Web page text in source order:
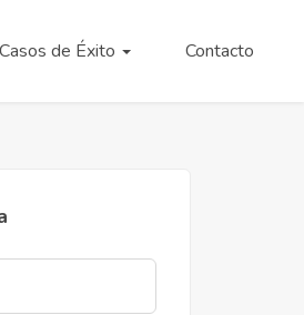
Casos de Éxito Contacto